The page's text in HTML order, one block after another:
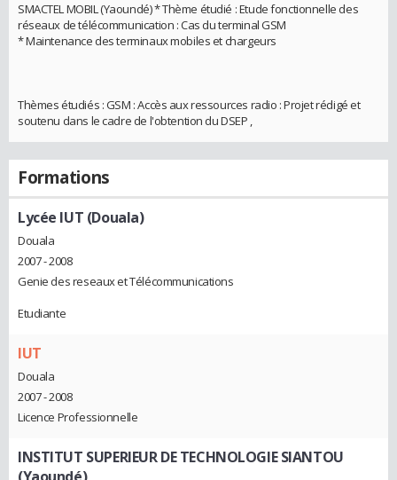
SMACTEL MOBIL (Yaoundé) * Thème étudié : Etude fonctionnelle des
réseaux de télécommunication : Cas du terminal GSM
* Maintenance des terminaux mobiles et chargeurs
Thèmes étudiés : GSM : Accès aux ressources radio : Projet rédigé et
soutenu dans le cadre de l'obtention du DSEP ,
Formations
Lycée IUT (Douala)
Douala
2007 - 2008
Genie des reseaux et Télécommunications
Etudiante
IUT
Douala
2007 - 2008
Licence Professionnelle
INSTITUT SUPERIEUR DE TECHNOLOGIE SIANTOU